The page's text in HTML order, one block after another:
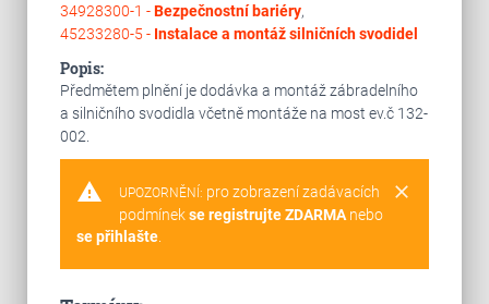
34928300-1 -Bezpečnostní bariéry,
45233280-5 - Instalace a montáž silničních svodidel
Popis:
Předmětem plnění je dodávka a montáž zábradelního
a silničního svodidla včetně montáže na most ev.č 132-
002.
warning clear
UPOZORNĚNÍ: pro zobrazení zadávacích
podmínekse registrujte ZDARMAnebo
se přihlašte.